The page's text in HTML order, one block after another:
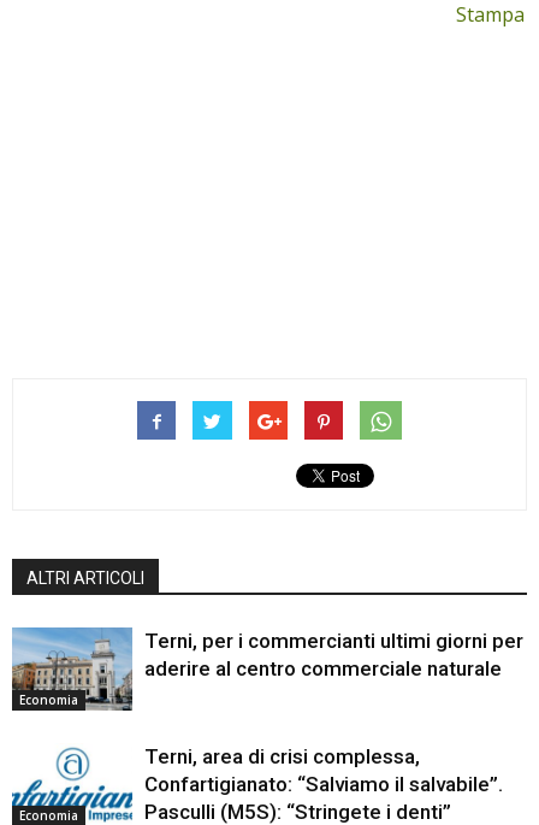
Stampa
ALTRI ARTICOLI
Economia
Terni, per i commercianti ultimi giorni per
aderire al centro commerciale naturale
Economia
Terni, area di crisi complessa,
Confartigianato: “Salviamo il salvabile”.
Pasculli (M5S): “Stringete i denti”